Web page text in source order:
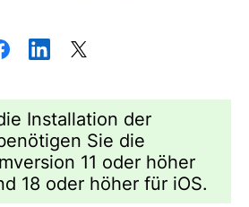
Installation der
Sie die
11 oder höher
18 oder höher für iOS.